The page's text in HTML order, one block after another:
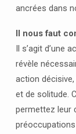
ancrées dans
Il nous faut
Il s’agit d’une
révèle
action
et de solitude.
permettez leur